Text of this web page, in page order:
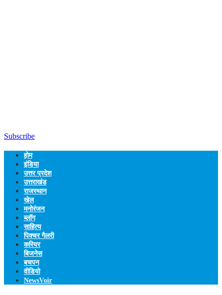
Subscribe
होम
इंडिया
उत्तर प्रदेश
उत्तराखंड
राजस्थान
खेल
मनोरंजन
ब्लॉग
साहित्य
पिक्चर गैलरी
करियर
बिजनेस
बचपन
वीडियो
NewsVoir